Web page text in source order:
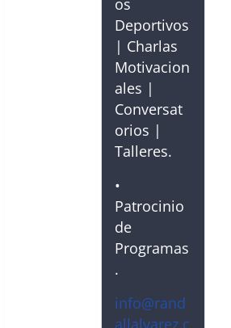
Deportivos
| Charlas
Motivacion
ales |
Conversat
orios |
Talleres.
•
Patrocinio
de
Programas
.
info@rand
allalvarez.c